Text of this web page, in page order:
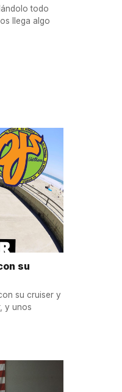
todo
llega algo
su
su cruiser y
y unos